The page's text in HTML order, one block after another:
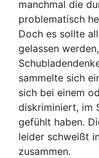
manchmal die
problematisch
Doch es sollte
gelassen
sammelte sich
sich bei einem
diskriminiert, im
gefühlt haben.
leider schweißt
zusammen.